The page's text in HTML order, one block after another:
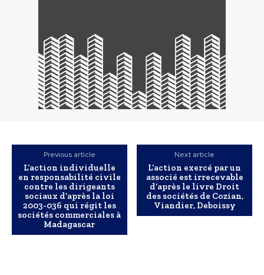
Previous article
L’action individuelle
en responsabilité civile
contre les dirigeants
sociaux d’après la loi
2003-036 qui régit les
sociétés commerciales à
Madagascar
Next article
L’action exercé par un
associé est irrecevable
d’après le livre Droit
des sociétés de Cozian,
Viandier, Deboissy